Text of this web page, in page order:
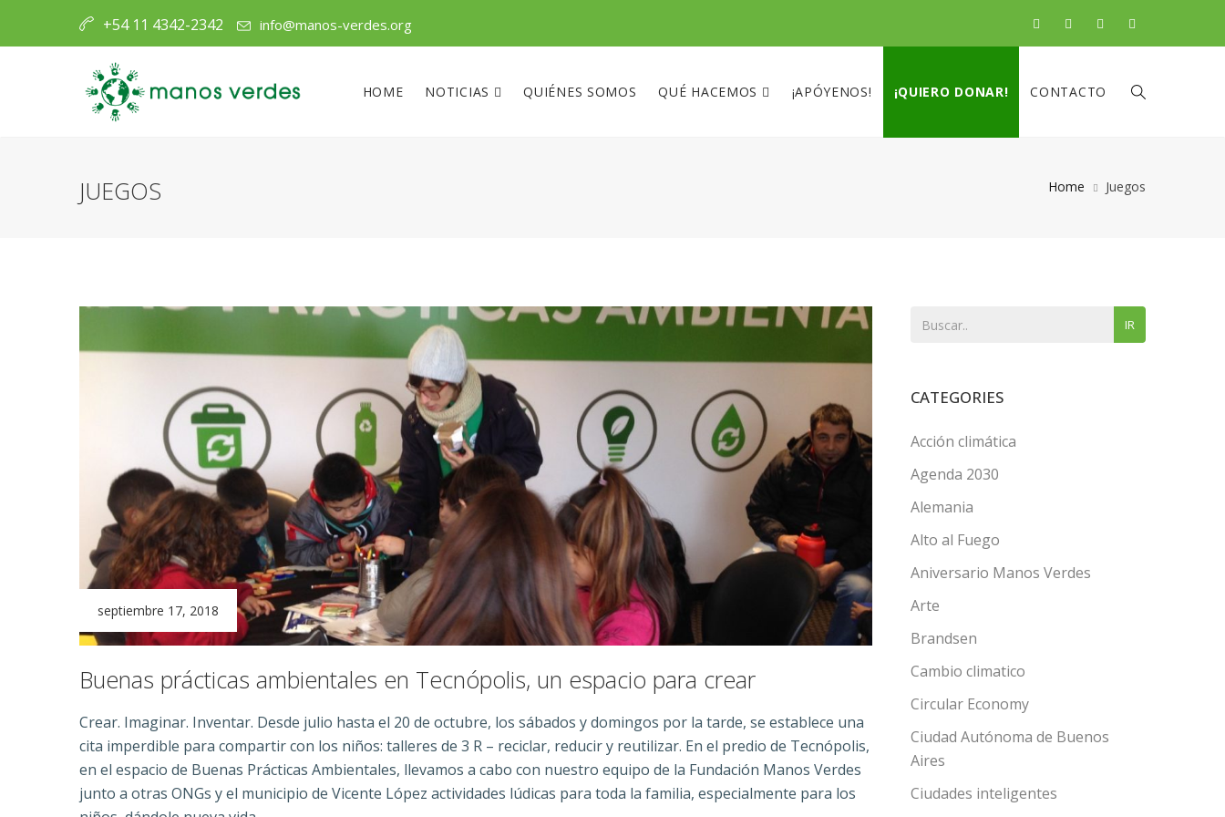
+54 11 4342-2342 info@manos-verdes.org
HOME NOTICIAS QUIÉNES SOMOS QUÉ HACEMOS ¡APÓYENOS! ¡QUIERO DONAR! CONTACTO
JUEGOS Home Juegos
septiembre 17, 2018
Buenas prácticas ambientales en Tecnópolis, un espacio para crear
Crear. Imaginar. Inventar. Desde julio hasta el 20 de octubre, los sábados y domingos por la tarde, se establece una
cita imperdible para compartir con los niños: talleres de 3 R – reciclar, reducir y reutilizar. En el predio de Tecnópolis,
en el espacio de Buenas Prácticas Ambientales, llevamos a cabo con nuestro equipo de la Fundación Manos Verdes
junto a otras ONGs y el municipio de Vicente López actividades lúdicas para toda la familia, especialmente para los
IR
CATEGORIES
Acción climática
Agenda 2030
Alemania
Alto al Fuego
Aniversario Manos Verdes
Arte
Brandsen
Cambio climatico
Circular Economy
Ciudad Autónoma de Buenos
Aires
Ciudades inteligentes